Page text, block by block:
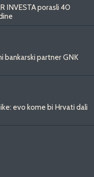
INVESTA porasli 40
bankarski partner GNK
evo kome bi Hrvati dali